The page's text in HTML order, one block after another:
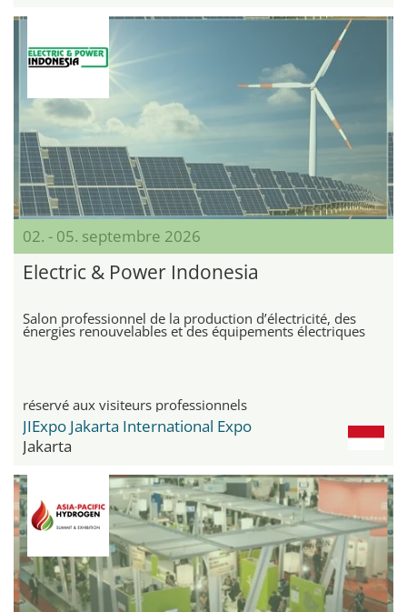
02. - 05. septembre 2026
Electric & Power Indonesia
Salon professionnel de la production d’électricité, des
énergies renouvelables et des équipements électriques
réservé aux visiteurs professionnels
JIExpo Jakarta International Expo
Jakarta